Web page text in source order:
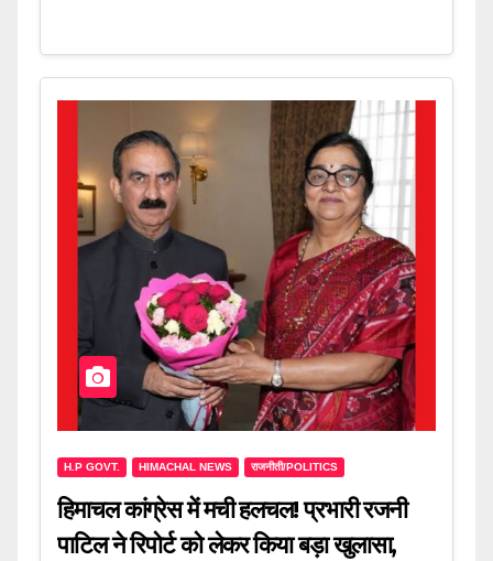
H.P GOVT. HIMACHAL NEWS राजनीती/POLITICS
हिमाचल कांग्रेस में मची हलचल! प्रभारी रजनी
पाटिल ने रिपोर्ट को लेकर किया बड़ा खुलासा,